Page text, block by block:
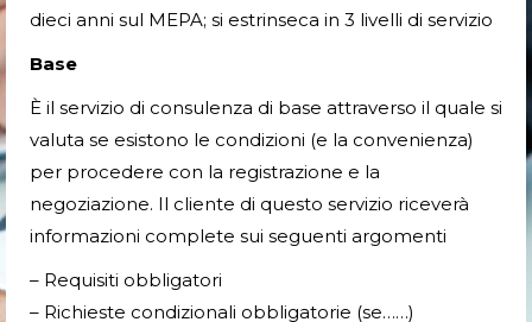
dieci anni sul MEPA; si estrinseca in 3 livelli di servizio
Base
È il servizio di consulenza di base attraverso il quale si
valuta se esistono le condizioni (e la convenienza)
per procedere con la registrazione e la
negoziazione. Il cliente di questo servizio riceverà
informazioni complete sui seguenti argomenti
– Requisiti obbligatori
– Richieste condizionali obbligatorie (se……)